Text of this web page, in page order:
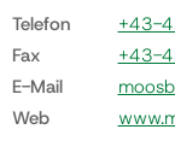
Telefon
+43-
Fax
+43-
E-Mail
Web